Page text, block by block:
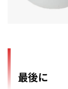
最後に